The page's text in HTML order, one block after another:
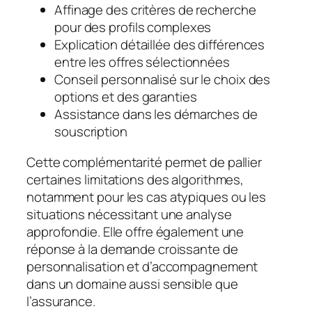
Affinage des critères de recherche
pour des profils complexes
Explication détaillée des différences
entre les offres sélectionnées
Conseil personnalisé sur le choix des
options et des garanties
Assistance dans les démarches de
souscription
Cette complémentarité permet de pallier
certaines limitations des algorithmes,
notamment pour les cas atypiques ou les
situations nécessitant une analyse
approfondie. Elle offre également une
réponse à la demande croissante de
personnalisation et d’accompagnement
dans un domaine aussi sensible que
l’assurance.